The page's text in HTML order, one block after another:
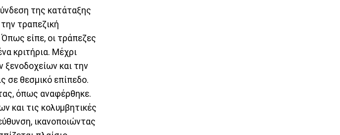
της κατάταξης
τραπεζική
είπε, οι τράπεζες
κριτήρια. Μέχρι
ξενοδοχείων και την
σε θεσμικό επίπεδο.
όπως αναφέρθηκε.
και τις κολυμβητικές
ικανοποιώντας